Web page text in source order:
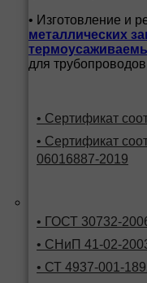
• Изготовление и
металлических
для
• Сертификат
• Сертификат
06016887-2019
• ГОСТ 30732-
• СНиП 41-02-
• СТ 4937-001-